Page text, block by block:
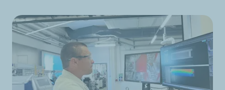
"Ici on a plus de 60 nationalités sont qui présentes sur le
site. Elles viennent se former, travailler, nous
accompagner. C'est une grande diversité avec plus de
2500 personnes.
On est très fiers d'être dans le Béarn parce qu'on a toute
l'histoire commune avec ce territoire du Béarn. Dans les